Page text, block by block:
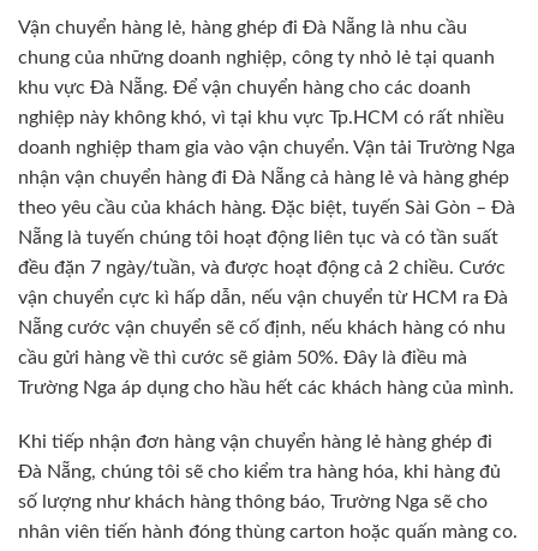
Vận chuyển hàng lẻ, hàng ghép đi Đà Nẵng là nhu cầu
chung của những doanh nghiệp, công ty nhỏ lẻ tại quanh
khu vực Đà Nẵng. Để vận chuyển hàng cho các doanh
nghiệp này không khó, vì tại khu vực Tp.HCM có rất nhiều
doanh nghiệp tham gia vào vận chuyển. Vận tải Trường Nga
nhận vận chuyển hàng đi Đà Nẵng cả hàng lẻ và hàng ghép
theo yêu cầu của khách hàng. Đặc biệt, tuyến Sài Gòn – Đà
Nẵng là tuyến chúng tôi hoạt động liên tục và có tần suất
đều đặn 7 ngày/tuần, và được hoạt động cả 2 chiều. Cước
vận chuyển cực kì hấp dẫn, nếu vận chuyển từ HCM ra Đà
Nẵng cước vận chuyển sẽ cố định, nếu khách hàng có nhu
cầu gửi hàng về thì cước sẽ giảm 50%. Đây là điều mà
Trường Nga áp dụng cho hầu hết các khách hàng của mình.
Khi tiếp nhận đơn hàng vận chuyển hàng lẻ hàng ghép đi
Đà Nẵng, chúng tôi sẽ cho kiểm tra hàng hóa, khi hàng đủ
số lượng như khách hàng thông báo, Trường Nga sẽ cho
nhân viên tiến hành đóng thùng carton hoặc quấn màng co.